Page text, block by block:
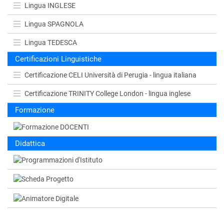
Lingua INGLESE
Lingua SPAGNOLA
Lingua TEDESCA
Certificazioni Linguistiche
Certificazione CELI Università di Perugia - lingua italiana
Certificazione TRINITY College London - lingua inglese
Formazione
Didattica